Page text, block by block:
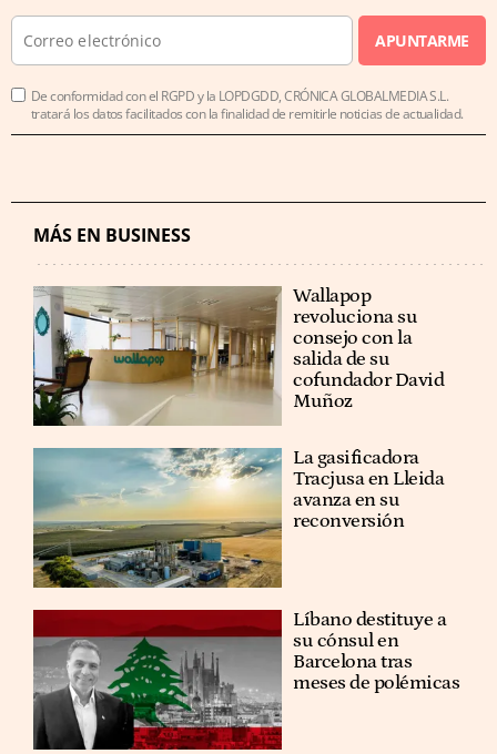
APUNTARME
De conformidad con el RGPD y la LOPDGDD, CRÓNICA GLOBALMEDIA S.L.
tratará los datos facilitados con la finalidad de remitirle noticias de actualidad.
MÁS EN BUSINESS
Wallapop
revoluciona su
consejo con la
salida de su
cofundador David
Muñoz
La gasificadora
Tracjusa en Lleida
avanza en su
reconversión
Líbano destituye a
su cónsul en
Barcelona tras
meses de polémicas